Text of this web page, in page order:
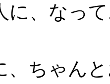
に、なっ
、ちゃん